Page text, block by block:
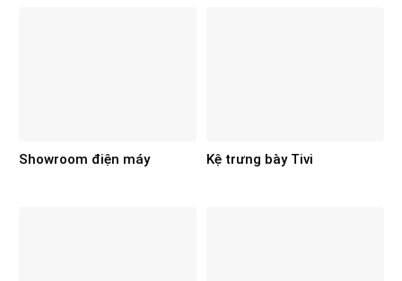
Showroom điện máy Kệ trưng bày Tivi